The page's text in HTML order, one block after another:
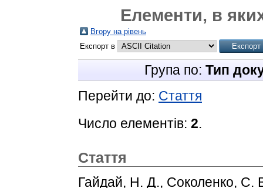
Елементи, в
Вгору на рівень
Експорт в
Група по: Тип
Перейти до: Стаття
Число елементів: 2.
Стаття
Гайдай, Н. Д., Соколенко, С.